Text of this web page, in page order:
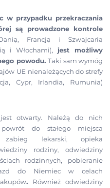
w przypadku przekraczania
są prowadzone kontrole
Francją i Szwajcarią
i Włochami), jest możliwy
powodu.Taki sam wymóg
UE nienależących do strefy
Cypr, Irlandia, Rumunia)
otwarty. Należą do nich
do stałego miejsca
zabieg lekarski, opieka
rodziny, odwiedziny
rodzinnych, pobieranie
do Niemiec w celach
. Również odwiedziny